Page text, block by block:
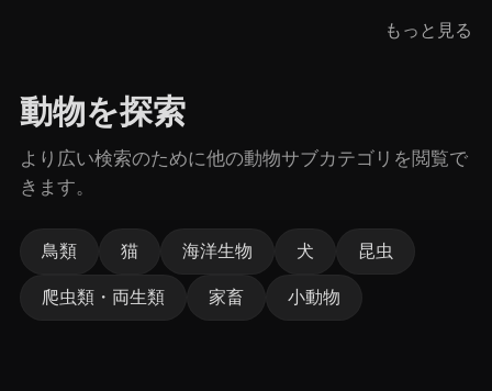
もっと見る
動物を探索
より広い検索のために他の動物サブカテゴリを閲覧で
きます。
鳥類 猫 海洋生物 犬 昆虫
爬虫類・両生類 家畜 小動物